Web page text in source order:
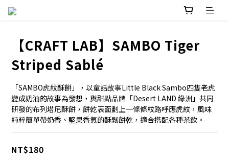
【CRAFT LAB】SAMBO Tiger
Striped Sablé
「SAMBO虎紋酥餅」，以童話故事Little Black Sambo四隻老虎
變成奶油的故事為發想，與甜點品牌「Desert LAND 綠洲」共同
研發的布列塔尼酥餅，餅乾表面劃上一條條紋路呼應虎紋，風味
純粹簡單帶奶香、堅果香氣的酥鬆餅乾，適合搭配各種茶飲。
NT$180